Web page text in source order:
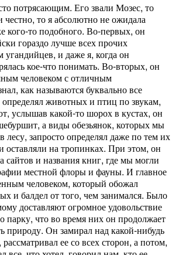
потрясающим. Его звали Мозес, то
то я абсолютно не ожидала
кого-то подобного. Во-первых, он
гораздо лучше всех прочих
угандийцев, и даже я, когда он
кое-что понимать. Во-вторых, он
человеком с отличным
как называются буквально все
животных и птиц по звукам,
услышав какой-то шорох в кустах, он
а виды обезьянок, которых мы
лесу, запросто определял даже по тем их
оставляли на тропинках. При этом, он
сайтов и названия книг, где мы могли
местной флоры и фауны. И главное
человеком, который обожал
и балдел от того, чем занимался. Было
доставляют огромное удовольствие
парку, что во время них он продолжает
природу. Он замирал над какой-нибудь
ее со всех сторон, а потом,